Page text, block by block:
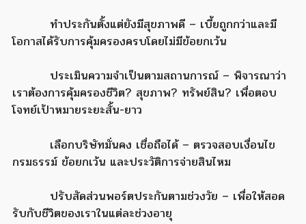
ทำประกันตั้งแต่ยังมีสุขภาพดี – เบี้ยถูกกว่าและมี
โอกาสได้รับการคุ้มครองครบโดยไม่มีข้อยกเว้น
ประเมินความจำเป็นตามสถานการณ์ – พิจารณาว่า
เราต้องการคุ้มครองชีวิต? สุขภาพ? ทรัพย์สิน? เพื่อตอบ
โจทย์เป้าหมายระยะสั้น-ยาว
เลือกบริษัทมั่นคง เชื่อถือได้ – ตรวจสอบเงื่อนไข
กรมธรรม์ ข้อยกเว้น และประวัติการจ่ายสินไหม
ปรับสัดส่วนพอร์ตประกันตามช่วงวัย – เพื่อให้สอด
รับกับชีวิตของเราในแต่ละช่วงอายุ